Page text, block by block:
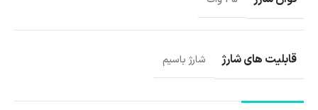
قابلیت های شارژ شارژ باسیم